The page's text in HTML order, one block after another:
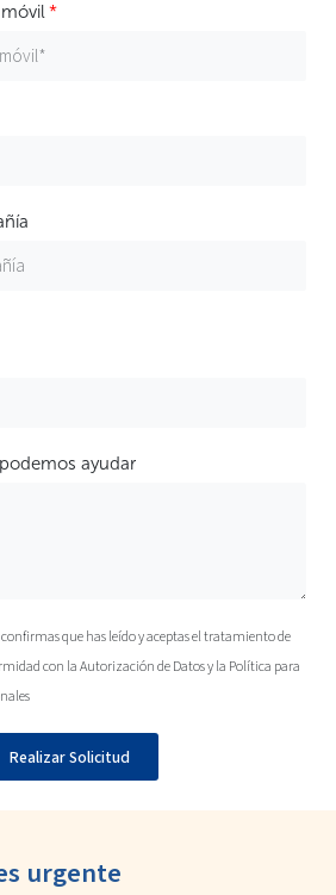
ayudar
que has leído y aceptas el tratamiento de
con laAutorización de Datosy la Política para
Realizar Solicitud
urgente